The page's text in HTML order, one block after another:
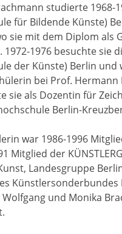
studierte 1968-
für Bildende Künste)
sie mit dem Diplom als
1972-1976 besuchte sie
der Künste) Berlin und
bei Prof. Hermann
sie als Dozentin für
Berlin-
war 1986-1996
Mitglied der
Landesgruppe
Künstlersonderbundes
und Monika